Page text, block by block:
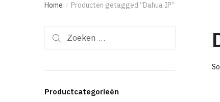
Home / Producten getagged “Dahua IP”
Zoeken
naar:
Productcategorieën